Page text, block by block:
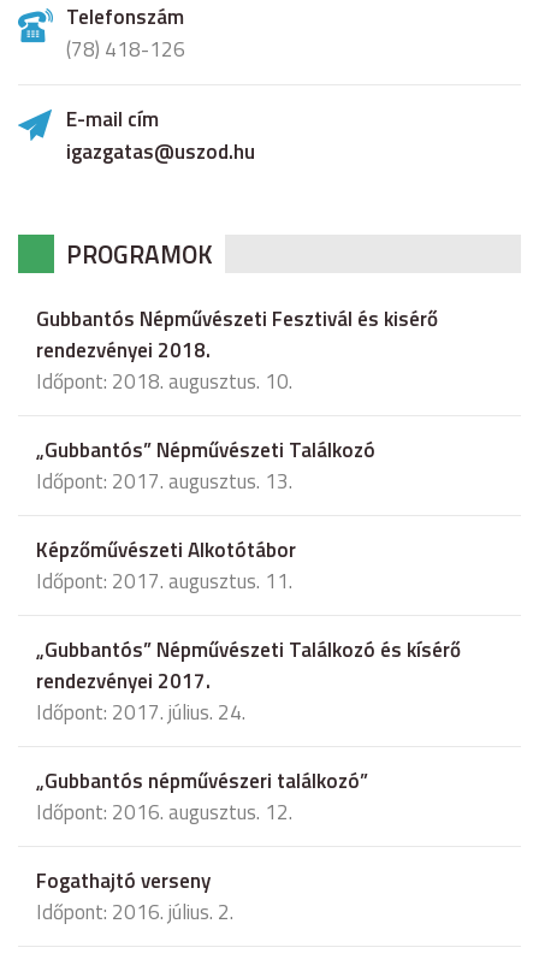
Telefonszám
(78) 418-126
E-mail cím
igazgatas@uszod.hu
PROGRAMOK
Gubbantós Népművészeti Fesztivál és kisérő
rendezvényei 2018.
Időpont: 2018. augusztus. 10.
„Gubbantós” Népművészeti Találkozó
Időpont: 2017. augusztus. 13.
Képzőművészeti Alkotótábor
Időpont: 2017. augusztus. 11.
„Gubbantós” Népművészeti Találkozó és kísérő
rendezvényei 2017.
Időpont: 2017. július. 24.
„Gubbantós népművészeri találkozó”
Időpont: 2016. augusztus. 12.
Fogathajtó verseny
Időpont: 2016. július. 2.